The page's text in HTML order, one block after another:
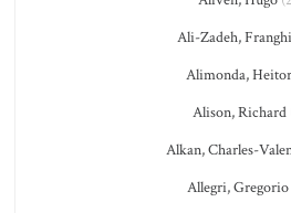
Ali-Zadeh,
Alimonda, Heitor
Alison, Richard
Alkan, Charles-
Allegri, Gregorio